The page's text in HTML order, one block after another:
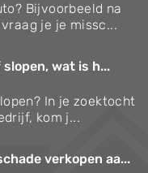
Bijvoorbeeld na
je je missc...
wat is h...
In je zoektocht
kom j...
verkopen aa...